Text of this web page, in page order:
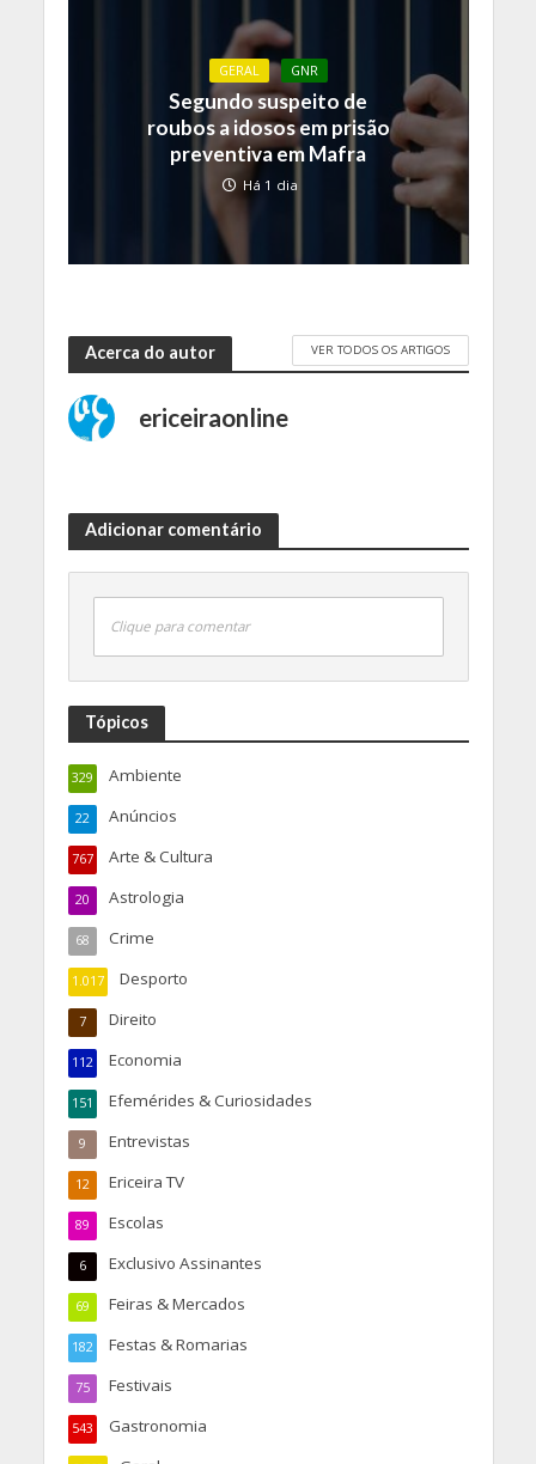
GERAL GNR
Segundo suspeito de
roubos a idosos em prisão
preventiva em Mafra
Há 1 dia
Acerca do autor VER TODOS OS ARTIGOS
ericeiraonline
Adicionar comentário
Clique para comentar
Tópicos
Ambiente
329
Anúncios
22
Arte & Cultura
767
Astrologia
20
Crime
68
Desporto
1.017
Direito
7
Economia
112
Efemérides & Curiosidades
151
Entrevistas
9
Ericeira TV
12
Escolas
89
Exclusivo Assinantes
6
Feiras & Mercados
69
Festas & Romarias
182
Festivais
75
Gastronomia
543